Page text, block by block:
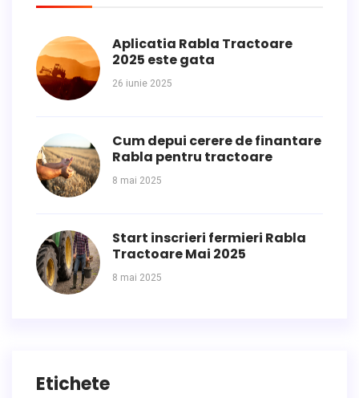
Aplicatia Rabla Tractoare
2025 este gata
26 iunie 2025
Cum depui cerere de finantare
Rabla pentru tractoare
8 mai 2025
Start inscrieri fermieri Rabla
Tractoare Mai 2025
8 mai 2025
Etichete